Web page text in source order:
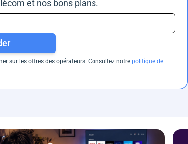
et nos bons plans.
sur les offres des opérateurs. Consultez notre politique de